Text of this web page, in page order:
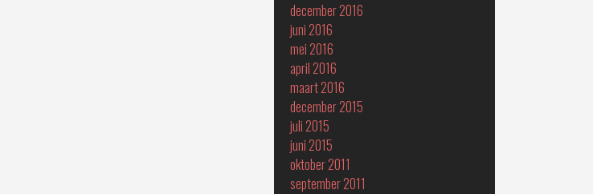
december 2016
juni 2016
mei 2016
april 2016
maart 2016
december 2015
juli 2015
juni 2015
oktober 2011
september 2011